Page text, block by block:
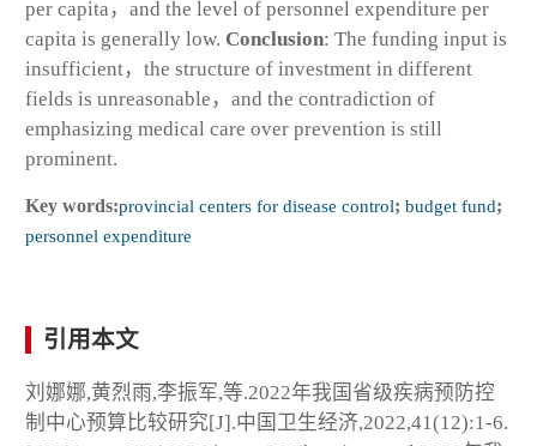
per capita，and the level of personnel expenditure per
capita is generally low. Conclusion: The funding input is
insufficient，the structure of investment in different
fields is unreasonable，and the contradiction of
emphasizing medical care over prevention is still
prominent.
Key words:provincial centers for disease control; budget fund;
personnel expenditure
引用本文
刘娜娜,黄烈雨,李振军,等.2022年我国省级疾病预防控
制中心预算比较研究[J].中国卫生经济,2022,41(12):1-6.